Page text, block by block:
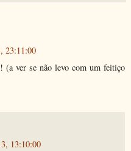
23:11:00
(a ver se não levo com um feitiço
13:10:00